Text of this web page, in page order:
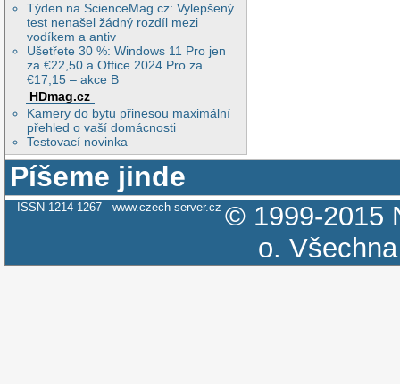
Týden na ScienceMag.cz: Vylepšený
test nenašel žádný rozdíl mezi
vodíkem a antiv
Ušetřete 30 %: Windows 11 Pro jen
za €22,50 a Office 2024 Pro za
€17,15 – akce B
HDmag.cz
Kamery do bytu přinesou maximální
přehled o vaší domácnosti
Testovací novinka
Píšeme jinde
ISSN 1214-1267 www.czech-server.cz © 1999-2015
o.